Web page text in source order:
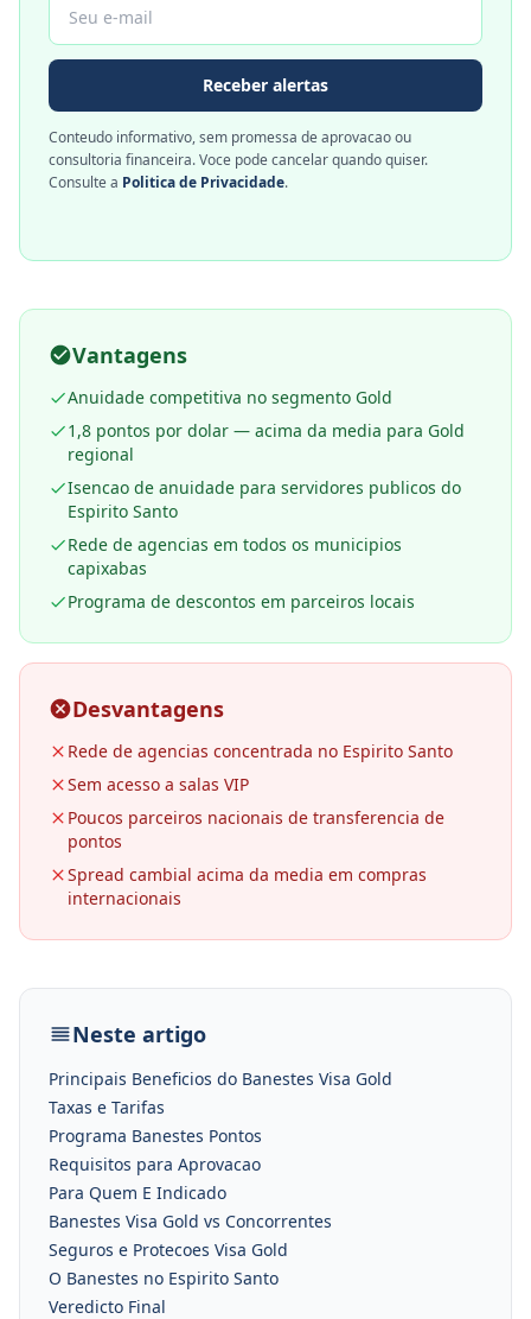
Receber alertas
Conteudo informativo, sem promessa de aprovacao ou
consultoria financeira. Voce pode cancelar quando quiser.
Consulte a Politica de Privacidade.
Vantagens
Anuidade competitiva no segmento Gold
1,8 pontos por dolar — acima da media para Gold
regional
Isencao de anuidade para servidores publicos do
Espirito Santo
Rede de agencias em todos os municipios
capixabas
Programa de descontos em parceiros locais
Desvantagens
Rede de agencias concentrada no Espirito Santo
Sem acesso a salas VIP
Poucos parceiros nacionais de transferencia de
pontos
Spread cambial acima da media em compras
internacionais
Neste artigo
Principais Beneficios do Banestes Visa Gold
Taxas e Tarifas
Programa Banestes Pontos
Requisitos para Aprovacao
Para Quem E Indicado
Banestes Visa Gold vs Concorrentes
Seguros e Protecoes Visa Gold
O Banestes no Espirito Santo
Veredicto Final